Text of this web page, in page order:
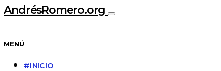
AndrésRomero.org
MENÚ
#INICIO